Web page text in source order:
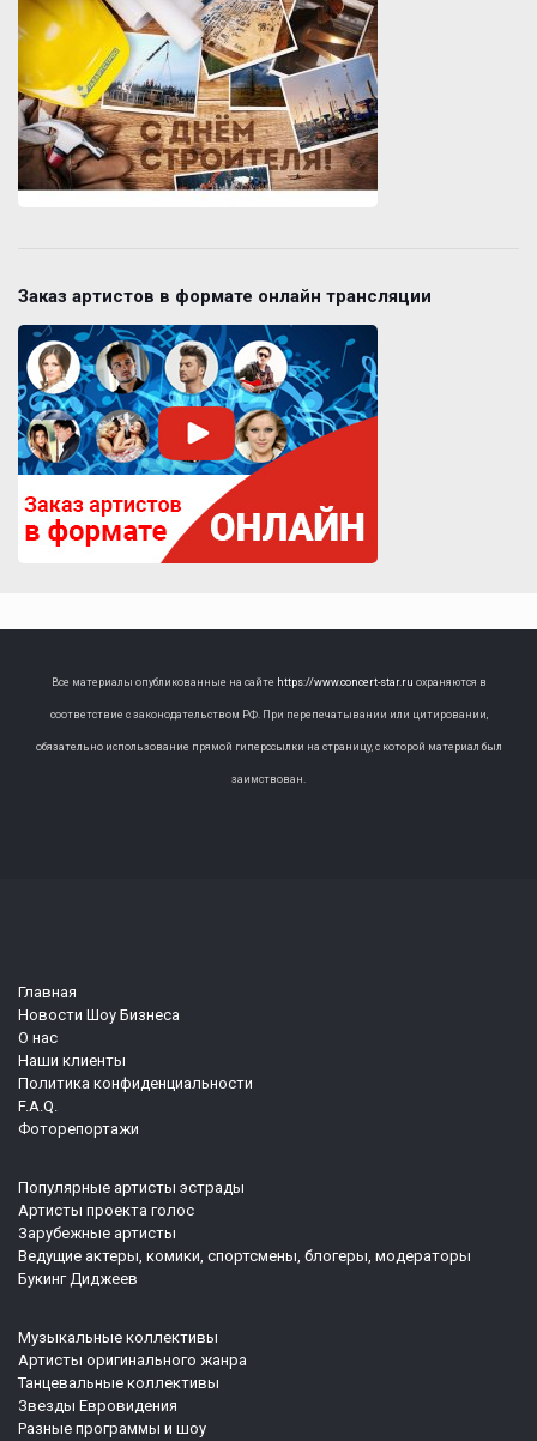
Заказ артистов в формате онлайн трансляции
Все материалы опубликованные на сайте https://www.concert-star.ru охраняются в
соответствие с законодательством РФ. При перепечатывании или цитировании,
обязательно использование прямой гиперссылки на страницу, с которой материал был
заимствован.
Главная
Новости Шоу Бизнеса
О нас
Наши клиенты
Политика конфиденциальности
F.A.Q.
Фоторепортажи
Популярные артисты эстрады
Артисты проекта голос
Зарубежные артисты
Ведущие актеры, комики, спортсмены, блогеры, модераторы
Букинг Диджеев
Музыкальные коллективы
Артисты оригинального жанра
Танцевальные коллективы
Звезды Евровидения
Разные программы и шоу